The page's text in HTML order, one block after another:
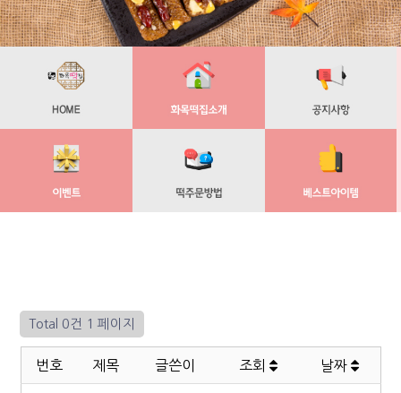
Total 0건 1 페이지
번호 제목 글쓴이 조회 날짜